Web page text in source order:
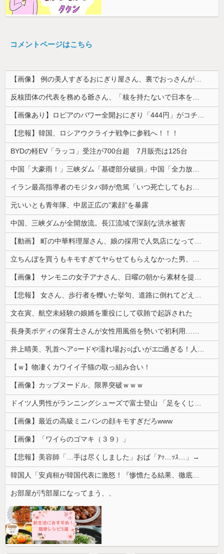
コメントページはこちら
【画像】 例の美人すぎるおにぎり屋さん、裏でおっさんが握っていたｗｗｗｗｗｗｗｗｗｗｗｗｗｗｗｗｗ
反核団体の代表を務める爺さん、「核を持たないで日本を守れますか」と中学生に詰問された結果……
【画像あり】ロピアのパワー全開おにぎり「444円」がコチラｗｗｗｗｗ
【悲報】韓国、ロシアウクライナ戦争に参戦へ！！！
BYDの軽EV「ラッコ」受注が700台超 7月販売は125台
中国「大豪雨！」三峡ダム「基礎部分破損」中国「全力放流！」台風13号「中国上陸予測」台風15号「中国接近（画像」中国「台風同時上陸！（穀物生産が...
イラン最高指導者のモジタバ師が危篤「いつ死亡してもおかしくない」…イラン大統領「意思疎通はかなり難しい」！
元いいとも青年隊、中居正広の”素顔”を暴露
中国、三峡ダムが全開放流。長江流域で深刻な洪水被害
【動画】 町の中華料理屋さん、娘の採用で人気店になってしまう
立ちんぼを買うもキモすぎてヤらせてもらえなかった男、代わりの足コキでまさかの大量身寸米青ｗｗｗ
【画像】 サンモニの女子アナさん、日曜の朝から素材を提供してしまう
【悲報】 女さん、歩行者を轢いた挙句、道路に倒れてどえらいことになってしまうw w w w w w w
文在寅、航空未経験の娘婿を重役にして収賄で起訴された
長身美ボディの保育士さんが女性用風俗を勢いで初利用…子供に絶対見せられないメスの顔でイキまくり。
井上晴美、乳首ヘア○ードや濡れ場お○ぱいがエ□過ぎる！人生最後のラスト写真集、最高！！
【ｗ】物凄くカワイイ子猫の取っ組み合い！
【画像】カップヌードル、限界突破ｗｗｗ
ドイツ人男性がランニングシューズで富士登山 「足をくじいて動けない」
【画像】最近の高級ミニバンの顔キモすぎだろwww
【画像】「ワイらのゴマキ（３９）」
【悲報】美容師「…手は尽くしました」おば「ｱｯ…ｯｽ…」→
韓国人「安貞桓が韓国代表に激怒！『惨憺たる結果、徹底的な刷新が必要だ』と監督や協会を痛烈批判」
お部屋が汚部屋になってまう、、